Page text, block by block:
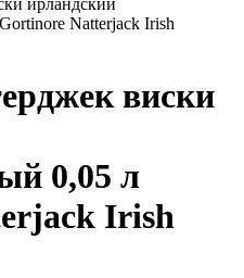
ирландский
Natterjack Irish
виски
0,05 л
Irish